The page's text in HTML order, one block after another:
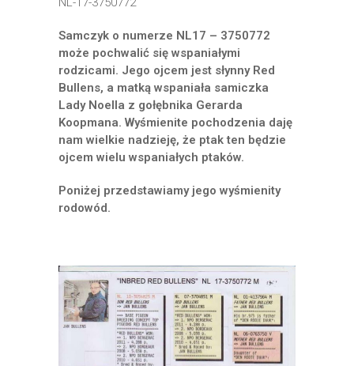
Samczyk o numerze NL17 – 3750772
może pochwalić się wspaniałymi
rodzicami. Jego ojcem jest słynny Red
Bullens, a matką wspaniała samiczka
Lady Noella z gołębnika Gerarda
Koopmana. Wyśmienite pochodzenia daję
nam wielkie nadzieję, że ptak ten będzie
ojcem wielu wspaniałych ptaków.
Poniżej przedstawiamy jego wyśmienity
rodowód.